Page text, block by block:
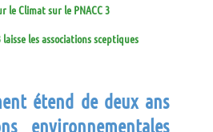
le Climat sur le PNACC 3
laisse les associations sceptiques
étend de deux ans
environnementales